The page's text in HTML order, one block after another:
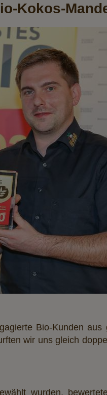
Kokos-
Bio-Kunden aus
wir uns gleich
wurden,